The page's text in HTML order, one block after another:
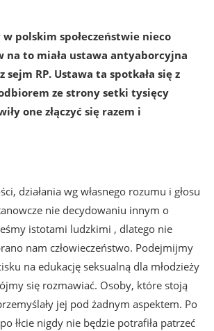
polskim społeczeństwie nieco
na to miała ustawa antyaborcyjna
sejm RP. Ustawa ta spotkała się z
ze strony setki tysięcy
one złączyć się razem i
działania wg własnego rozumu i głosu
nie decydowaniu innym o
istotami ludzkimi , dlatego nie
nam człowieczeństwo. Podejmijmy
na edukację seksualną dla młodzieży
się rozmawiać. Osoby, które stoją
jej pod żadnym aspektem. Po
łłcie nigdy nie będzie potrafiła patrzeć